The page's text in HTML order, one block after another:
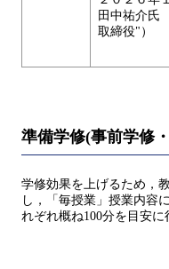
田中祐介氏
取締役"）
準備学修(事前学修
学修効果を上げるため，
し，「毎授業」授業内容
れぞれ概ね100分を目安に